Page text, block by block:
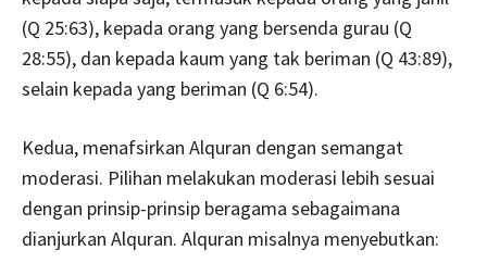
(Q 25:63), kepada orang yang bersenda gurau (Q
28:55), dan kepada kaum yang tak beriman (Q 43:89),
selain kepada yang beriman (Q 6:54).
Kedua, menafsirkan Alquran dengan semangat
moderasi. Pilihan melakukan moderasi lebih sesuai
dengan prinsip-prinsip beragama sebagaimana
dianjurkan Alquran. Alquran misalnya menyebutkan: